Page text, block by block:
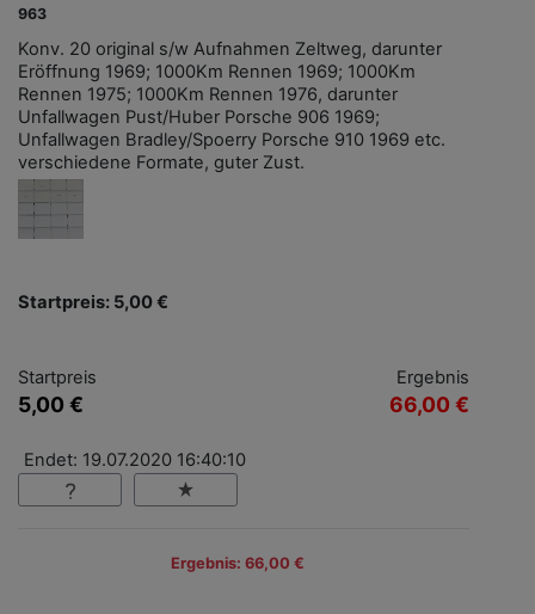
963
Konv. 20 original s/w Aufnahmen Zeltweg, darunter
Eröffnung 1969; 1000Km Rennen 1969; 1000Km
Rennen 1975; 1000Km Rennen 1976, darunter
Unfallwagen Pust/Huber Porsche 906 1969;
Unfallwagen Bradley/Spoerry Porsche 910 1969 etc.
verschiedene Formate, guter Zust.
Startpreis: 5,00 €
Startpreis
5,00 €
Ergebnis
66,00 €
Endet: 19.07.2020 16:40:10
Ergebnis: 66,00 €